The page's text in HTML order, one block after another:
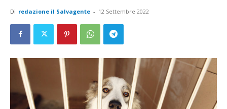
Di redazione il Salvagente - 12 Settembre 2022